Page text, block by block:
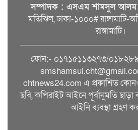
সম্পাদক : এসএম শামসুল
মতিঝিল, ঢাকা-১০০০# রাঙ্গামাটি-
রাঙ্গামাটি।
ফোন:- ০১৭১৫১১৩২৭৩/
chtnews24.com এ প্রকাশিত
ছবি, কপিরাইট আইনে পূর্বানুমতি ছাড়া
আইনি ব্যবস্থা গ্রহণ